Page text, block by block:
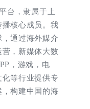
台，隶属于上
核心成员。我
通过海外媒介
，新媒体大数
，游戏，电
等行业提供专
构建中国的海